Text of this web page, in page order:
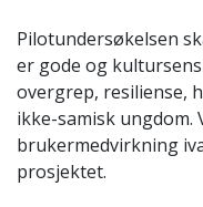
Pilotundersøkelsen
er gode og
overgrep, resiliense,
ikke-samisk ungdom.
brukermedvirkning
prosjektet.